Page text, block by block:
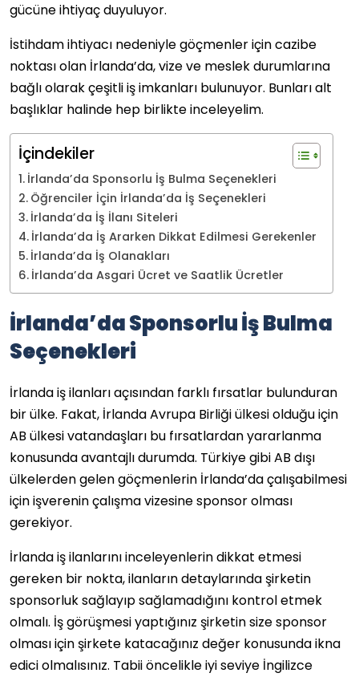
gücüne ihtiyaç duyuluyor.
İstihdam ihtiyacı nedeniyle göçmenler için cazibe
noktası olan İrlanda’da, vize ve meslek durumlarına
bağlı olarak çeşitli iş imkanları bulunuyor. Bunları alt
başlıklar halinde hep birlikte inceleyelim.
İçindekiler
İrlanda’da Sponsorlu İş Bulma Seçenekleri
Öğrenciler İçin İrlanda’da İş Seçenekleri
İrlanda’da İş İlanı Siteleri
İrlanda’da İş Ararken Dikkat Edilmesi Gerekenler
İrlanda’da İş Olanakları
İrlanda’da Asgari Ücret ve Saatlik Ücretler
İrlanda’da Sponsorlu İş Bulma
Seçenekleri
İrlanda iş ilanları açısından farklı fırsatlar bulunduran
bir ülke. Fakat, İrlanda Avrupa Birliği ülkesi olduğu için
AB ülkesi vatandaşları bu fırsatlardan yararlanma
konusunda avantajlı durumda. Türkiye gibi AB dışı
ülkelerden gelen göçmenlerin İrlanda’da çalışabilmesi
için işverenin çalışma vizesine sponsor olması
gerekiyor.
İrlanda iş ilanlarını inceleyenlerin dikkat etmesi
gereken bir nokta, ilanların detaylarında şirketin
sponsorluk sağlayıp sağlamadığını kontrol etmek
olmalı. İş görüşmesi yaptığınız şirketin size sponsor
olması için şirkete katacağınız değer konusunda ikna
edici olmalısınız. Tabii öncelikle iyi seviye İngilizce